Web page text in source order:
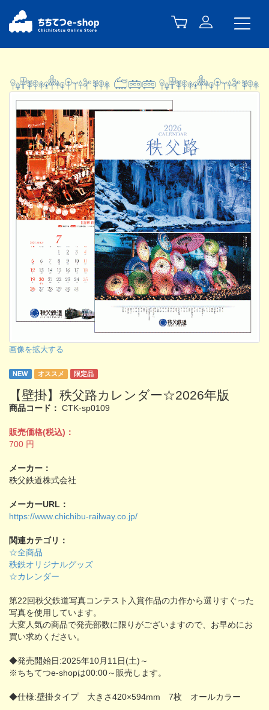
画像を拡大する
NEW オススメ 限定品
【壁掛】秩父路カレンダー☆2026年版
商品コード： CTK-sp0109
販売価格(税込)：
700 円
メーカー：
秩父鉄道株式会社
メーカーURL：
https://www.chichibu-railway.co.jp/
関連カテゴリ：
☆全商品
秩鉄オリジナルグッズ
☆カレンダー
第22回秩父鉄道写真コンテスト入賞作品の力作から選りすぐった
写真を使用しています。
大変人気の商品で発売部数に限りがございますので、お早めにお
買い求めください。
◆発売開始日:2025年10月11日(土)～
※ちちてつe-shopは00:00～販売します。
◆仕様:壁掛タイプ 大きさ420×594mm 7枚 オールカラー